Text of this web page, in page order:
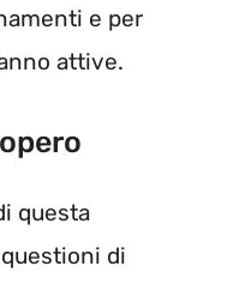
e per
attive.
questa
di